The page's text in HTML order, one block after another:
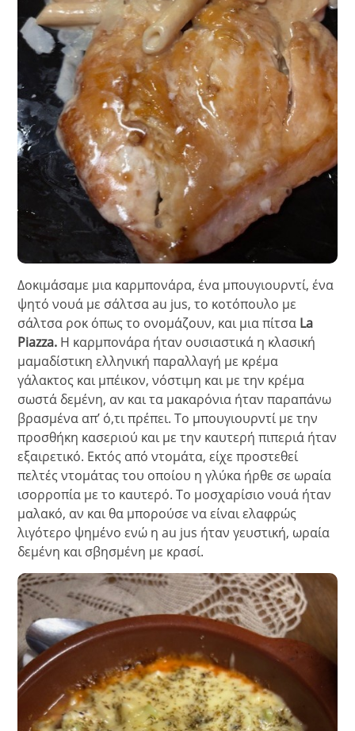
Δοκιμάσαμε μια καρμπονάρα, ένα μπουγιουρντί, ένα
ψητό νουά με σάλτσα au jus, το κοτόπουλο με
σάλτσα ροκ όπως το ονομάζουν, και μια πίτσα La
Piazza. Η καρμπονάρα ήταν ουσιαστικά η κλασική
μαμαδίστικη ελληνική παραλλαγή με κρέμα
γάλακτος και μπέικον, νόστιμη και με την κρέμα
σωστά δεμένη, αν και τα μακαρόνια ήταν παραπάνω
βρασμένα απ’ ό,τι πρέπει. Το μπουγιουρντί με την
προσθήκη κασεριού και με την καυτερή πιπεριά ήταν
εξαιρετικό. Εκτός από ντομάτα, είχε προστεθεί
πελτές ντομάτας του οποίου η γλύκα ήρθε σε ωραία
ισορροπία με το καυτερό. Το μοσχαρίσιο νουά ήταν
μαλακό, αν και θα μπορούσε να είναι ελαφρώς
λιγότερο ψημένο ενώ η au jus ήταν γευστική, ωραία
δεμένη και σβησμένη με κρασί.